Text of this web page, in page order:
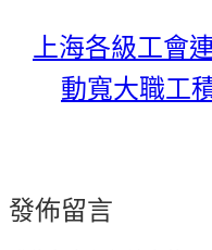
上海各級工會
動寬大職工
發佈留言